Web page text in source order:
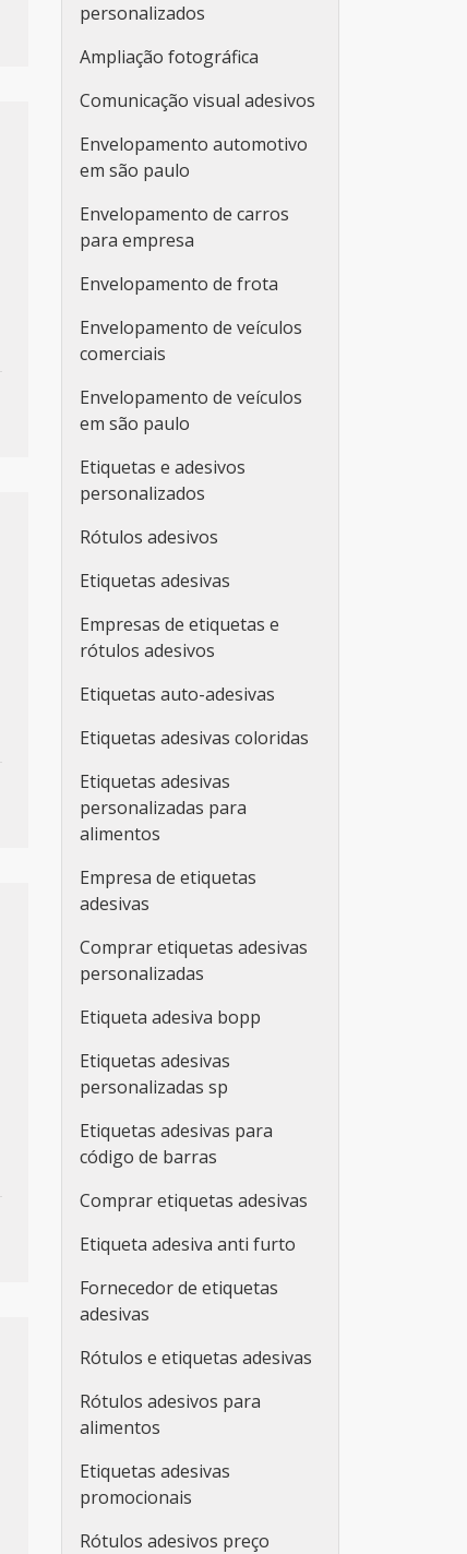
personalizados
Ampliação fotográfica
Comunicação visual adesivos
Envelopamento automotivo
em são paulo
Envelopamento de carros
para empresa
Envelopamento de frota
Envelopamento de veículos
comerciais
Envelopamento de veículos
em são paulo
Etiquetas e adesivos
personalizados
Rótulos adesivos
Etiquetas adesivas
Empresas de etiquetas e
rótulos adesivos
Etiquetas auto-adesivas
Etiquetas adesivas coloridas
Etiquetas adesivas
personalizadas para
alimentos
Empresa de etiquetas
adesivas
Comprar etiquetas adesivas
personalizadas
Etiqueta adesiva bopp
Etiquetas adesivas
personalizadas sp
Etiquetas adesivas para
código de barras
Comprar etiquetas adesivas
Etiqueta adesiva anti furto
Fornecedor de etiquetas
adesivas
Rótulos e etiquetas adesivas
Rótulos adesivos para
alimentos
Etiquetas adesivas
promocionais
Rótulos adesivos preço